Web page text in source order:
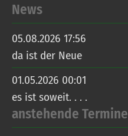
News
05.08.2026 17:56
da ist der Neue
01.05.2026 00:01
es ist soweit. . . .
anstehende Termine